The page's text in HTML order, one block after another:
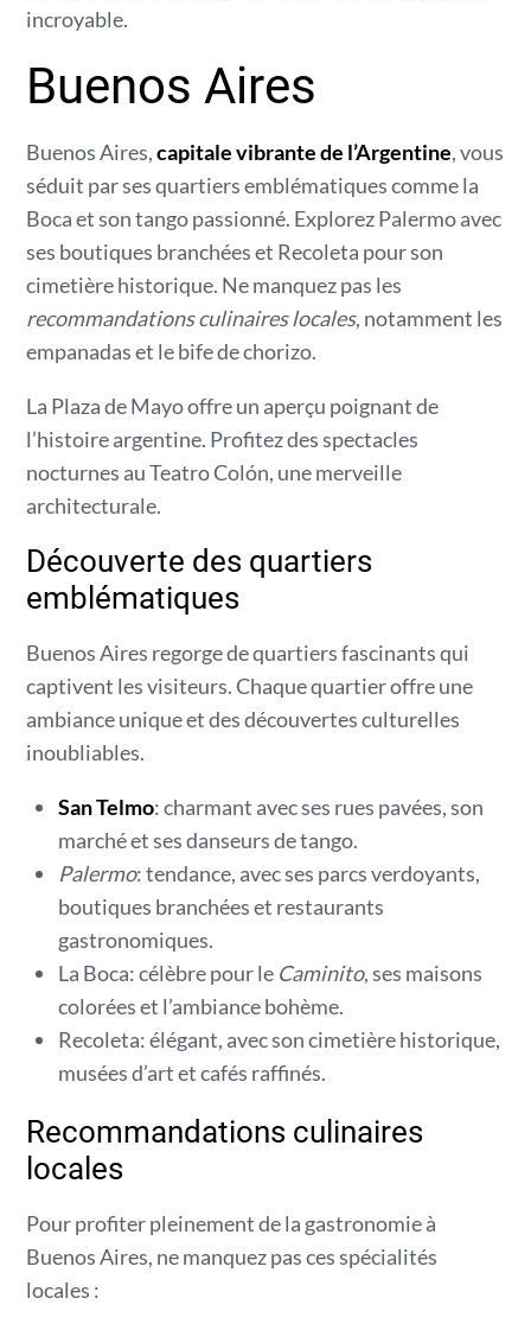
incroyable.
Buenos Aires
Buenos Aires,capitale vibrante de l’Argentine, vous
séduit par ses quartiers emblématiques comme la
Boca et son tango passionné. Explorez Palermo avec
ses boutiques branchées et Recoleta pour son
cimetière historique. Ne manquez pas les
recommandations culinaires locales, notamment les
empanadas et le bife de chorizo.
La Plaza de Mayo offre un aperçu poignant de
l’histoire argentine. Profitez des spectacles
nocturnes au Teatro Colón, une merveille
architecturale.
Découverte des quartiers
emblématiques
Buenos Aires regorge de quartiers fascinants qui
captivent les visiteurs. Chaque quartier offre une
ambiance unique et des découvertes culturelles
inoubliables.
San Telmo: charmant avec ses rues pavées, son
marché et ses danseurs de tango.
Palermo: tendance, avec ses parcs verdoyants,
boutiques branchées et restaurants
gastronomiques.
La Boca: célèbre pour le Caminito, ses maisons
colorées et l’ambiance bohème.
Recoleta: élégant, avec son cimetière historique,
musées d’art et cafés raffinés.
Recommandations culinaires
locales
Pour profiter pleinement de la gastronomie à
Buenos Aires, ne manquez pas ces spécialités
locales :